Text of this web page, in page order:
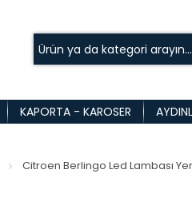
KAPORTA - KAROSER
Citroen Berlingo Led Lambası